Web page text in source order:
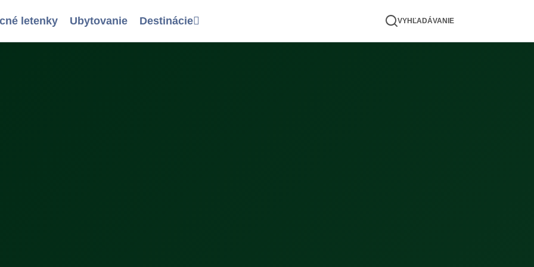
letenky Ubytovanie Destinácie VYHĽADÁVANIE